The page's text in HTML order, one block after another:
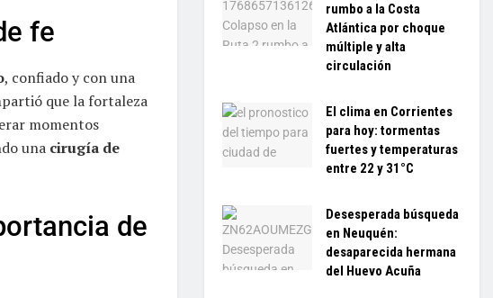
fe
, confiado y con una
que la fortaleza
momentos
una cirugía de
de
rumbo a la Costa
Atlántica por choque
múltiple y alta
circulación
El clima en Corrientes
para hoy: tormentas
fuertes y temperaturas
entre 22 y 31°C
Desesperada búsqueda
en Neuquén:
desaparecida hermana
del Huevo Acuña